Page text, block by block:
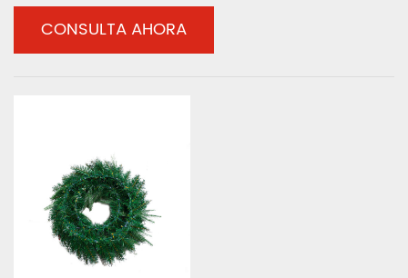
CONSULTA AHORA